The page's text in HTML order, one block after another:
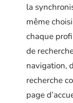
la
même
chaque
de
navigation,
recherche
page